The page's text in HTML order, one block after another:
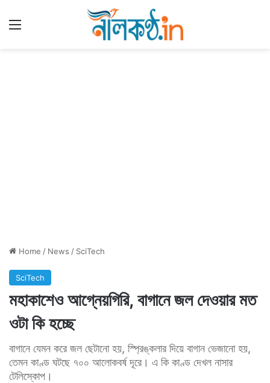
Home / News / SciTech
SciTech
মহাকাশেও আগ্নেয়গিরি, বাগানে জল দেওয়ার মত
ওটা কি হচ্ছে
বাগানে যেমন করে জল ছেটানো হয়, স্প্রিঙ্কলার দিয়ে বাগান ভেজানো হয়,
তেমন কাণ্ড ঘটছে ৭০০ আলোকবর্ষ দূরে। এ কি কাণ্ড দেখল নাসার
টেলিস্কোপ।